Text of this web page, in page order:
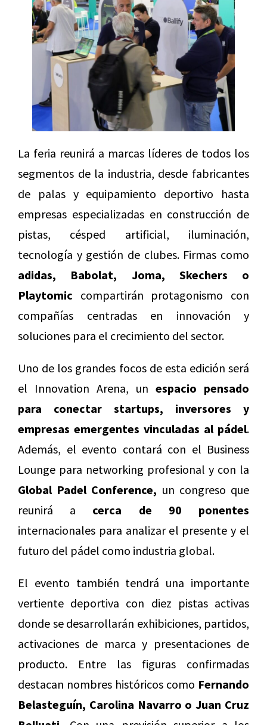
La feria reunirá a marcas líderes de todos los
segmentos de la industria, desde fabricantes
de palas y equipamiento deportivo hasta
empresas especializadas en construcción de
pistas, césped artificial, iluminación,
tecnología y gestión de clubes. Firmas como
adidas, Babolat, Joma, Skechers o
Playtomic compartirán protagonismo con
compañías centradas en innovación y
soluciones para el crecimiento del sector.
Uno de los grandes focos de esta edición será
el Innovation Arena, un espacio pensado
para conectar startups, inversores y
empresas emergentes vinculadas al pádel.
Además, el evento contará con el Business
Lounge para networking profesional y con la
Global Padel Conference, un congreso que
reunirá a cerca de 90 ponentes
internacionales para analizar el presente y el
futuro del pádel como industria global.
El evento también tendrá una importante
vertiente deportiva con diez pistas activas
donde se desarrollarán exhibiciones, partidos,
activaciones de marca y presentaciones de
producto. Entre las figuras confirmadas
destacan nombres históricos como Fernando
Belasteguín, Carolina Navarro oJuan Cruz